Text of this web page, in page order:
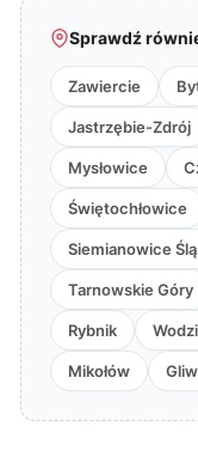
Sprawdź
Zawiercie
Jastrzębie-Zdrój
Mysłowice
Świętochłowice
Siemianowice
Tarnowskie Góry
Rybnik
Mikołów